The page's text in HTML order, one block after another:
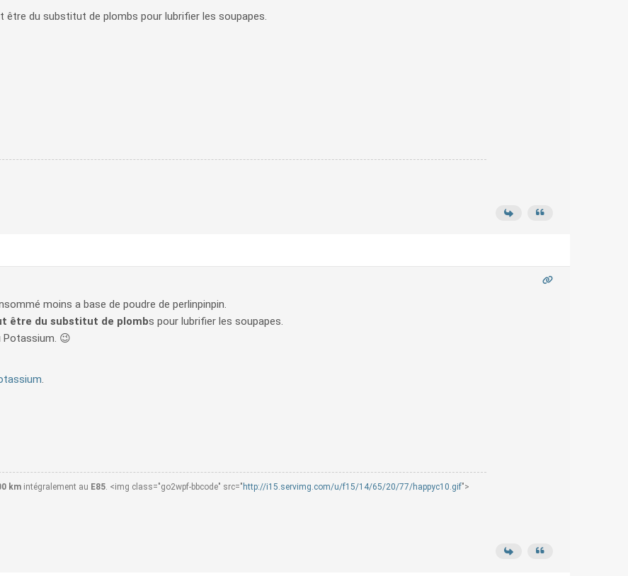
être du substitut de plombs pour lubrifier les soupapes.
moins a base de poudre de perlinpinpin.
être du substitut de plombs pour lubrifier les soupapes.
😉
.
km intégralement au E85. <img class="go2wpf-bbcode" src=" http://i15.servimg.com/u/f15/14/65/20/77/happyc10.gif">